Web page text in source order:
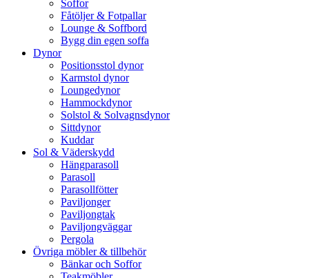
Soffor
Fåtöljer & Fotpallar
Lounge & Soffbord
Bygg din egen soffa
Dynor
Positionsstol dynor
Karmstol dynor
Loungedynor
Hammockdynor
Solstol & Solvagnsdynor
Sittdynor
Kuddar
Sol & Väderskydd
Hängparasoll
Parasoll
Parasollfötter
Paviljonger
Paviljongtak
Paviljongväggar
Pergola
Övriga möbler & tillbehör
Bänkar och Soffor